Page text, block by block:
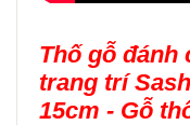
Thố gỗ đánh
trang trí
15cm - Gỗ